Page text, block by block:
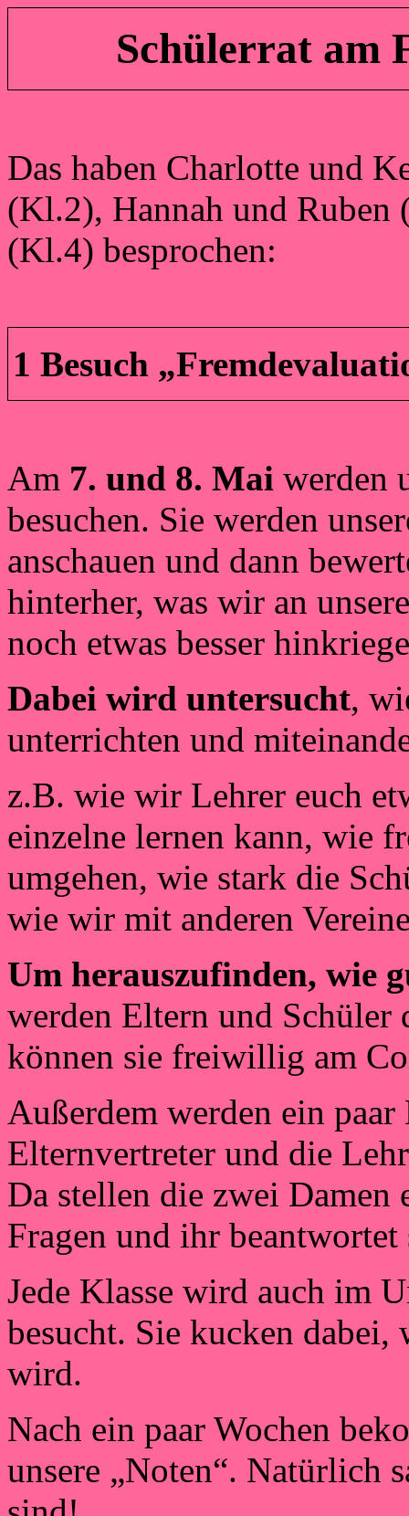
Schülerrat am
Das haben Charlotte und
(Kl.2), Hannah und
(Kl.4) besprochen:
1 Besuch
Am 7. und 8. Mai werden
besuchen. Sie werden
anschauen und dann
hinterher, was wir an
noch etwas besser
Dabei wird untersucht,
unterrichten und
z.B. wie wir Lehrer euch
einzelne lernen kann, wie
umgehen, wie stark die
wie wir mit anderen
Um herauszufinden, wie
werden Eltern und Schüler
können sie freiwillig am
Außerdem werden ein
Elternvertreter und die
Da stellen die zwei Damen
Fragen und ihr
Jede Klasse wird auch im
besucht. Sie kucken dabei,
wird.
Nach ein paar Wochen
unsere „Noten“. Natürlich